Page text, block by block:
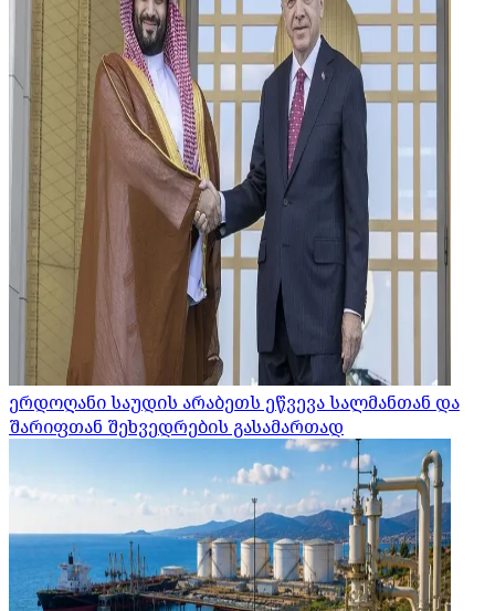
ერდოღანი საუდის არაბეთს ეწვევა სალმანთან და
შარიფთან შეხვედრების გასამართად